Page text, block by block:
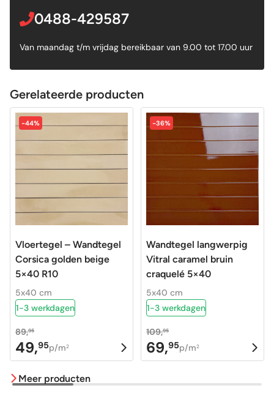
0488-429587
Van maandag t/m vrijdag bereikbaar van 9.00 tot 17.00 uur
Gerelateerde producten
-44%
Vloertegel – Wandtegel
Corsica golden beige
5×40 R10
5x40 cm
1-3 werkdagen
89,95
Oorspronkelijke
prijs
was:
49,95
Huidige
prijs
is:
p/m2
-36%
Wandtegel langwerpig
Vitral caramel bruin
craquelé 5×40
5x40 cm
1-3 werkdagen
109,95
Oorspronkelijke
prijs
69,95
Huidige
prijs
p/m2
Meer producten